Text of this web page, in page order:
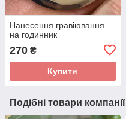
Нанесення гравіювання
на годинник
270 ₴
Купити
Подібні товари компанії